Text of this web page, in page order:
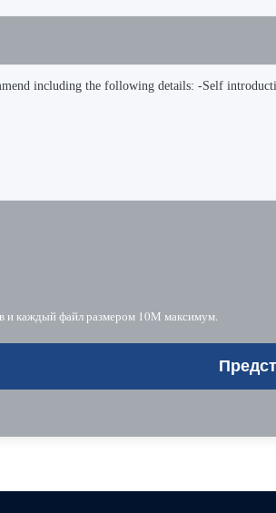
и каждый файл размером 10M максимум.